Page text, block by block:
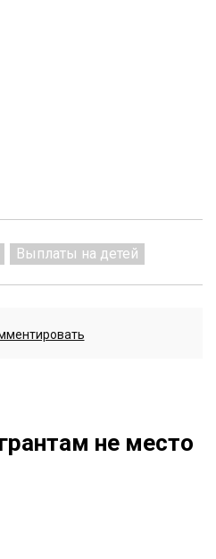
Выплаты на детей
не место